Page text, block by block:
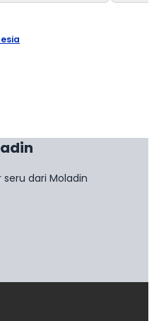
dari Moladin